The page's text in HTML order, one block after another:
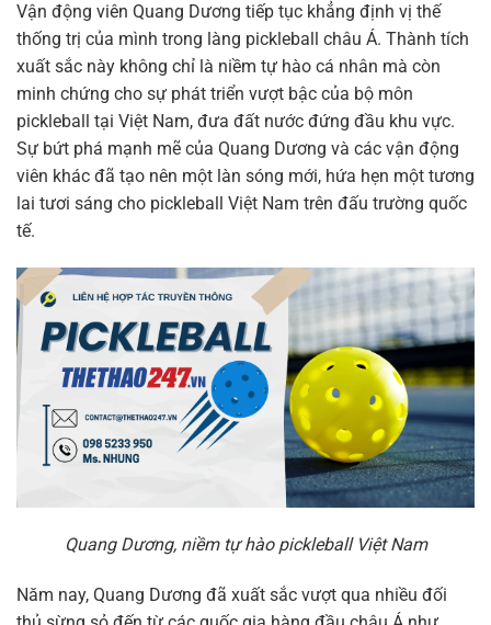
Vận động viên Quang Dương tiếp tục khẳng định vị thế
thống trị của mình trong làng pickleball châu Á. Thành tích
xuất sắc này không chỉ là niềm tự hào cá nhân mà còn
minh chứng cho sự phát triển vượt bậc của bộ môn
pickleball tại Việt Nam, đưa đất nước đứng đầu khu vực.
Sự bứt phá mạnh mẽ của Quang Dương và các vận động
viên khác đã tạo nên một làn sóng mới, hứa hẹn một tương
lai tươi sáng cho pickleball Việt Nam trên đấu trường quốc
tế.
Quang Dương, niềm tự hào pickleball Việt Nam
Năm nay, Quang Dương đã xuất sắc vượt qua nhiều đối